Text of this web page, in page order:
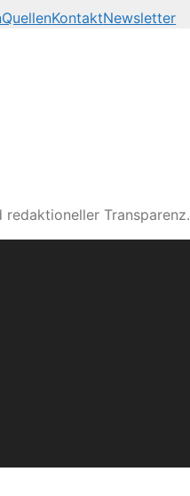
QuellenKontaktNewsletter
Transparenz.